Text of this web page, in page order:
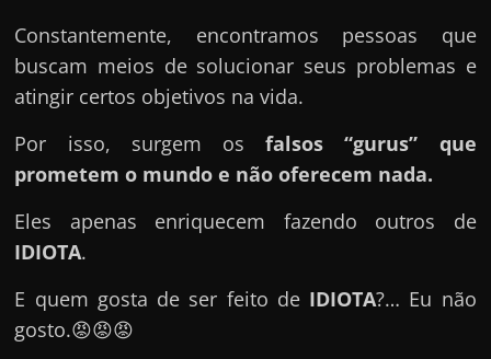
c
h
a
t
?
P
e
a
Constantemente, encontramos pessoas que
buscam meios de solucionar seus problemas e
atingir certos objetivos na vida.
Por isso, surgem osfalsos “gurus” que
prometem o mundo e não oferecem nada.
Eles apenas enriquecem fazendo outros de
IDIOTA.
E quem gosta de ser feito de IDIOTA?… Eu não
gosto.😡😡😡